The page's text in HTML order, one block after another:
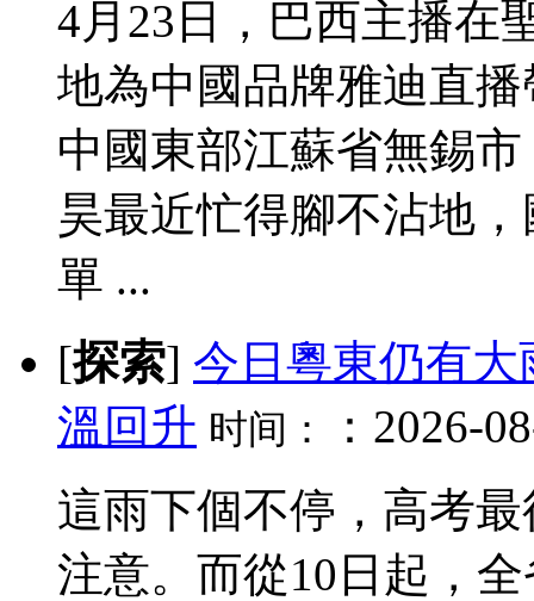
4月23日，巴西主播在
地為中國品牌雅迪直
中國東部江蘇省無錫
昊最近忙得腳不沾地
單 ...
[探索] 今日粵東仍有
溫回升 时间：
：2026-
這雨下個不停，高考
注意。而從10日起，